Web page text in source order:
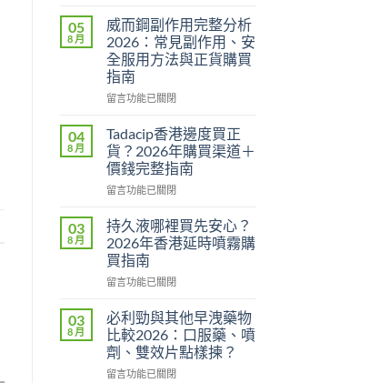
馬
糖
Hamer
效
果
真
有
用
還
是
心
作
用？
2026
香
港
家
實
測
評
價〉
05
8 月
威而鋼副作用完整分析
2026：常見副作用、安
全服用方法與正貨購買
指南
在
而
鋼
副
作
用
整
分
析
2026：
常
副
作
用、
安
全
留言功能已關閉
04
8 月
Tadacip香港邊度買正
貨？2026年購買渠道＋
價錢完整指南
在
香
港
邊
度
買
貨？
2026
年
購
買
留言功能已關閉
03
8 月
持久液哪裡買先安心？
2026年香港延時噴霧購
買指南
在
久
液
哪
裡
買
留言功能已關閉
03
8 月
必利勁與其他早洩藥物
比較2026：口服藥、噴
劑、雙效片點樣揀？
在
留言功能已關閉